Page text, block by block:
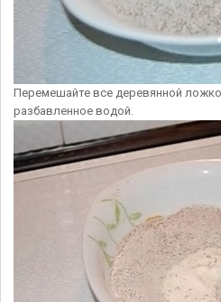
Перемешайте все деревянной
разбавленное водой.